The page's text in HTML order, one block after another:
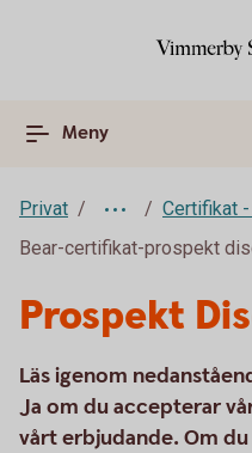
Meny
Privat
Certifikat
Bear-certifikat-prospekt
Prospekt
Läs igenom
Ja om du accepterar
vårt erbjudande. Om